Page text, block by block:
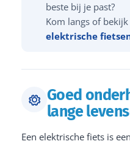
beste bij je past?
Kom langs of
elektrische
Goed
lange
Een elektrische fiets is